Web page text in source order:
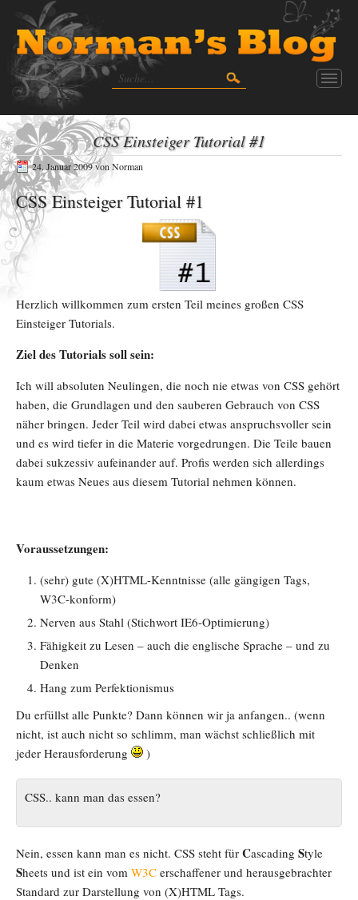
CSS Einsteiger Tutorial #1
24. Januar 2009von Norman
CSS Einsteiger Tutorial #1
Herzlich willkommen zum ersten Teil meines großen CSS
Einsteiger Tutorials.
Ziel des Tutorials soll sein:
Ich will absoluten Neulingen, die noch nie etwas von CSS gehört
haben, die Grundlagen und den sauberen Gebrauch von CSS
näher bringen. Jeder Teil wird dabei etwas anspruchsvoller sein
und es wird tiefer in die Materie vorgedrungen. Die Teile bauen
dabei sukzessiv aufeinander auf. Profis werden sich allerdings
kaum etwas Neues aus diesem Tutorial nehmen können.
Voraussetzungen:
(sehr) gute (X)HTML-Kenntnisse (alle gängigen Tags,
W3C-konform)
Nerven aus Stahl (Stichwort IE6-Optimierung)
Fähigkeit zu Lesen – auch die englische Sprache – und zu
Denken
Hang zum Perfektionismus
Du erfüllst alle Punkte? Dann können wir ja anfangen.. (wenn
nicht, ist auch nicht so schlimm, man wächst schließlich mit
jeder Herausforderung
)
CSS.. kann man das essen?
Nein, essen kann man es nicht. CSS steht für Cascading Style
Sheets und ist ein vom W3C erschaffener und herausgebrachter
Standard zur Darstellung von (X)HTML Tags.